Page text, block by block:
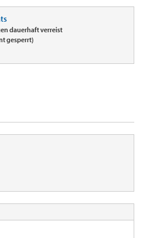
dauerhaft verreist
gesperrt)